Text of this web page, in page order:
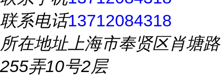
联系电话13712084318
所在地址上海市奉贤区肖塘路
255弄10号2层